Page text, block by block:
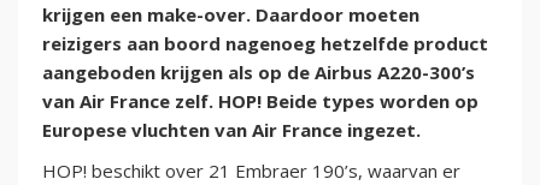
krijgen een make-over. Daardoor moeten
reizigers aan boord nagenoeg hetzelfde product
aangeboden krijgen als op de Airbus A220-300’s
van Air France zelf. HOP! Beide types worden op
Europese vluchten van Air France ingezet.
HOP! beschikt over 21 Embraer 190’s, waarvan er